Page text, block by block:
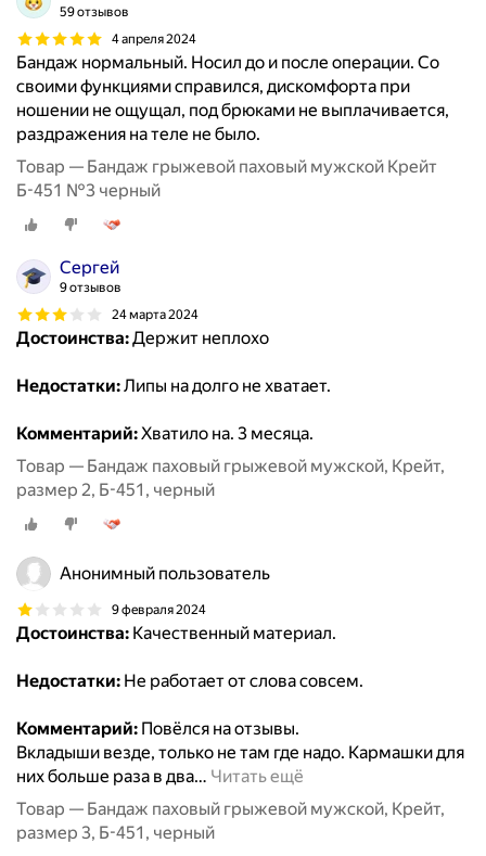
59 отзывов
4 апреля 2024
Бандаж нормальный. Носил до и после операции. Со
своими функциями справился, дискомфорта при
ношении не ощущал, под брюками не выплачивается,
раздражения на теле не было.
Товар — Бандаж грыжевой паховый мужской Крейт
Б-451 №3 черный
Сергей
9 отзывов
24 марта 2024
Достоинства:Держит неплохо
Недостатки:Липы на долго не хватает.
Комментарий:Хватило на. 3 месяца.
Товар — Бандаж паховый грыжевой мужской, Крейт,
размер 2, Б-451, черный
Анонимный пользователь
9 февраля 2024
Достоинства: Качественный материал.
Недостатки: Не работает от слова совсем.
Комментарий: Повёлся на отзывы.
Вкладыши везде, только не там где надо. Кармашки для
них больше раза в два… Читать ещё
Товар — Бандаж паховый грыжевой мужской, Крейт,
размер 3, Б-451, черный